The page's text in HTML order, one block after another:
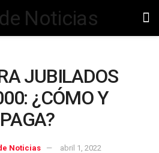
JUBILADOS
¿CÓMO Y
Noticias abril 1, 2022